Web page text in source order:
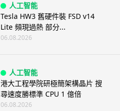
人工智能
Tesla HW3 舊硬件裝 FSD v14
Lite 頻現過熱 部分...
06.08.2026
人工智能
港大工程學院研極簡架構晶片 搜
尋速度勝標準 CPU 1 億倍
06.08.2026